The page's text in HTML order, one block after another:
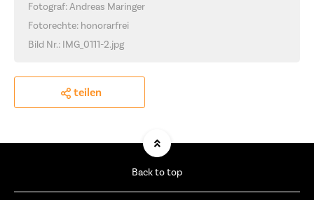
Fotograf: Andreas Maringer
Fotorechte: honorarfrei
Bild Nr.: IMG_0111-2.jpg
teilen
Back to top